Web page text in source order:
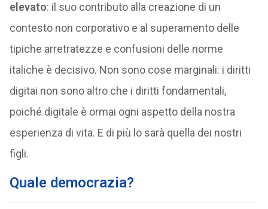
elevato: il suo contributo alla creazione di un
contesto non corporativo e al superamento delle
tipiche arretratezze e confusioni delle norme
italiche è decisivo. Non sono cose marginali: i diritti
digitai non sono altro che i diritti fondamentali,
poiché digitale è ormai ogni aspetto della nostra
esperienza di vita. E di più lo sarà quella dei nostri
figli.
Quale democrazia?